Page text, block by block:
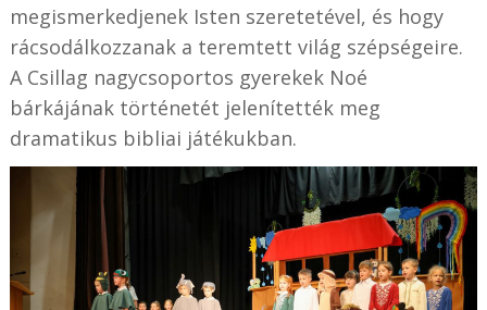
megismerkedjenek Isten szeretetével, és hogy
rácsodálkozzanak a teremtett világ szépségeire.
A Csillag nagycsoportos gyerekek Noé
bárkájának történetét jelenítették meg
dramatikus bibliai játékukban.